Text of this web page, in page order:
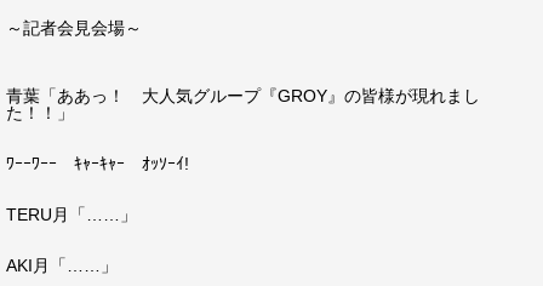
～記者会見会場～
青葉「ああっ！ 大人気グループ『GROY』の皆様が現れまし
た！！」
ﾜｰｰﾜｰｰ ｷｬｰｷｬｰ ｵｯｿｰｲ!
TERU月「……」
AKI月「……」